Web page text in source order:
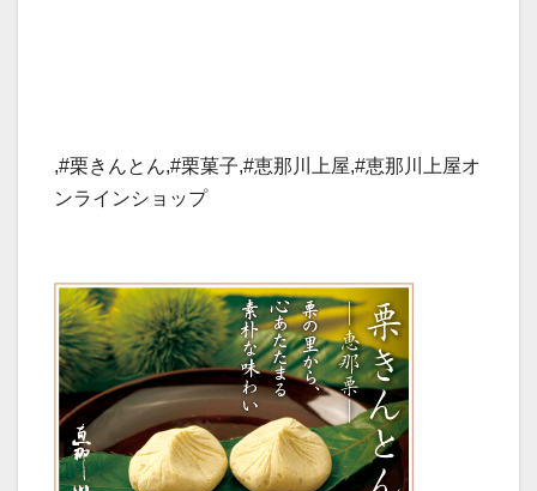
,#栗きんとん,#栗菓子,#恵那川上屋,#恵那川上屋オ
ンラインショップ